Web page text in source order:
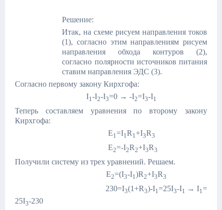
Решение:
Итак, на схеме рисуем направления токов
(1), согласно этим направлениям рисуем
направления обхода контуров (2),
согласно полярности источников питания
ставим направления ЭДС (3).
Согласно первому закону Кирхгофа:
I1 -I2-I3=0 → -I2=I3-I1
Теперь составляем уравнения по второму закону
Кирхгофа:
E1=I1R 1+I3R3
Е2=-I2R2+I3R3
Получили систему из трех уравнений. Решаем.
E2=(I3-I1)R2+I3R3
230=I3(1+R3)-I1=25I3-I1 → I1=
25I3-230